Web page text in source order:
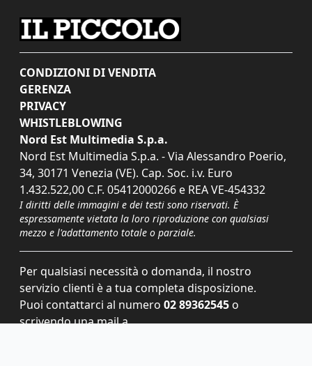
CONDIZIONI DI VENDITA
GERENZA
PRIVACY
WHISTLEBLOWING
Nord Est Multimedia S.p.a.
Nord Est Multimedia S.p.a. - Via Alessandro Poerio,
34, 30171 Venezia (VE). Cap. Soc. i.v. Euro
1.432.522,00 C.F. 05412000266 e REA VE-454332
I diritti delle immagini e dei testi sono riservati. È
espressamente vietata la loro riproduzione con qualsiasi
mezzo e l'adattamento totale o parziale.
Per qualsiasi necessità o domanda, il nostro
servizio clienti è a tua completa disposizione.
Puoi contattarci al numero 02 89362545 o
scrivendo una mail a